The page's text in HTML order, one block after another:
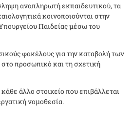
αναπληρωτή εκπαιδευτικού, τα
κοινοποιούνται στην
Παιδείας μέσω του
φακέλους για την καταβολή των
προσωπικό και τη σχετική
άλλο στοιχείο που επιβάλλεται
νομοθεσία.